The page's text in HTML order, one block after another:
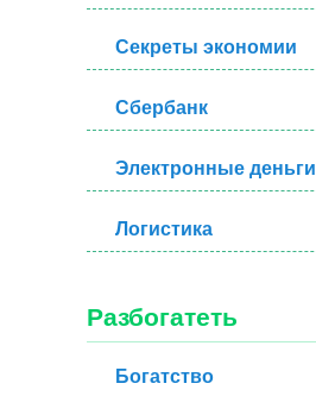
Секреты экономии
Сбербанк
Электронные деньги
Логистика
Разбогатеть
Богатство